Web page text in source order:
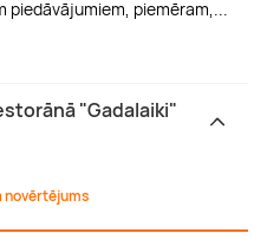
piemēram,
"Gadalaiki"
novērtējums